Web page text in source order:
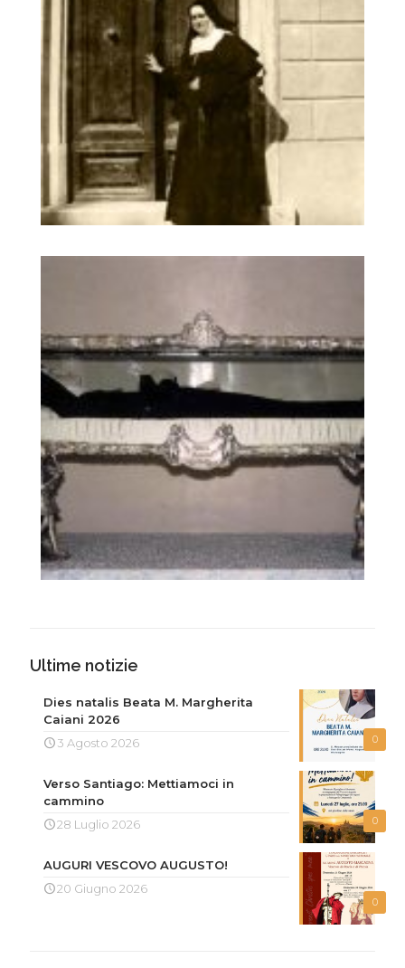
Ultime notizie
0
Dies natalis Beata M. Margherita
Caiani 2026
3 Agosto 2026
0
Verso Santiago: Mettiamoci in
cammino
28 Luglio 2026
0
AUGURI VESCOVO AUGUSTO!
20 Giugno 2026